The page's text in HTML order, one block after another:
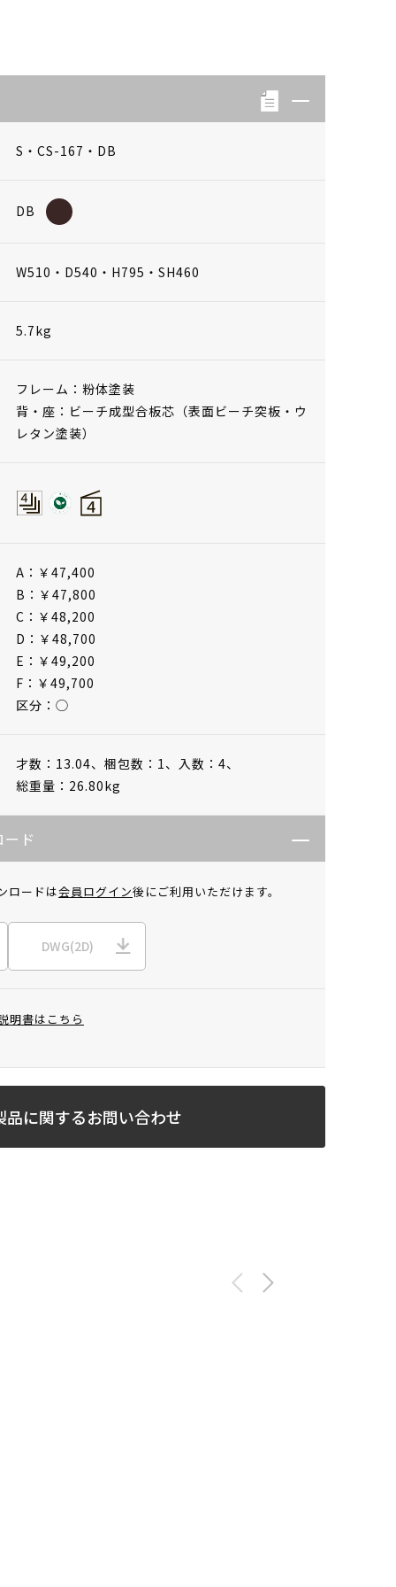
S・CS-167・DB
DB
W510・D540・H795・SH460
5.7kg
フレーム：粉体塗装
背・座：ビーチ成型合板芯（表面ビーチ突板・ウ
レタン塗装）
A：￥47,400
B：￥47,800
C：￥48,200
D：￥48,700
E：￥49,200
F：￥49,700
区分：◯
才数：13.04、 梱包数：1、 入数：4、
総重量：26.80kg
ド
ロードは会員ログイン後にご利用いただけます。
DWG(2D)
明書はこちら
品に関するお問い合わせ